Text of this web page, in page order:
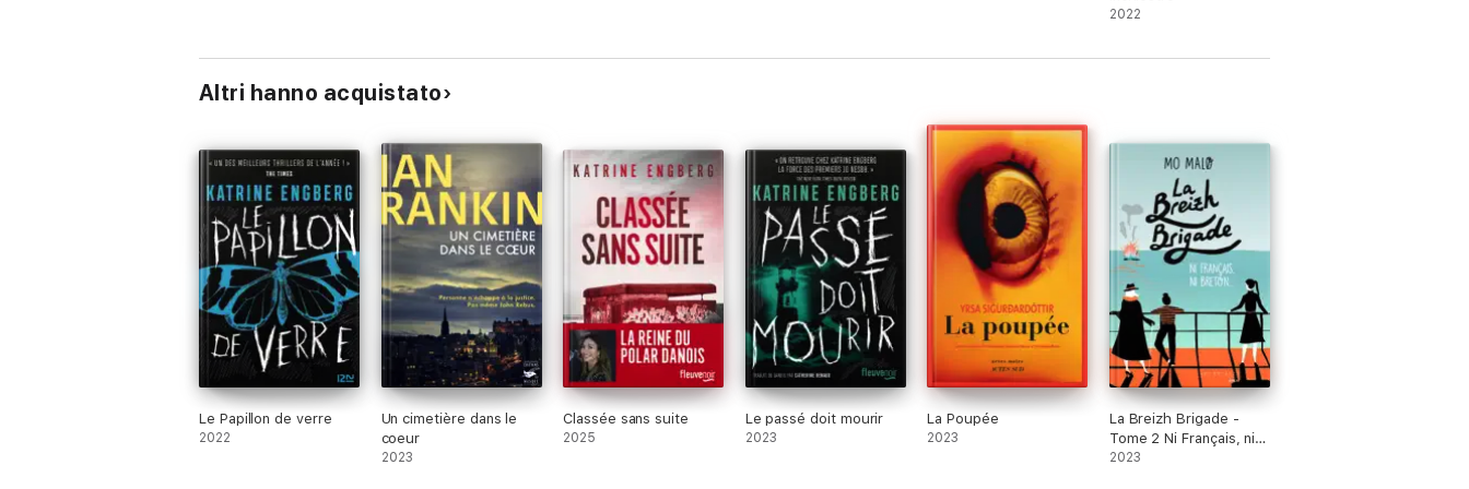
2022
Altri hanno acquistato
Le Papillon de verre
2022
Un cimetière dans le
coeur
2023
Classée sans suite
2025
Le passé doit mourir
2023
La Poupée
2023
La Breizh Brigade -
Tome 2 Ni Français, ni
Breton...
2023